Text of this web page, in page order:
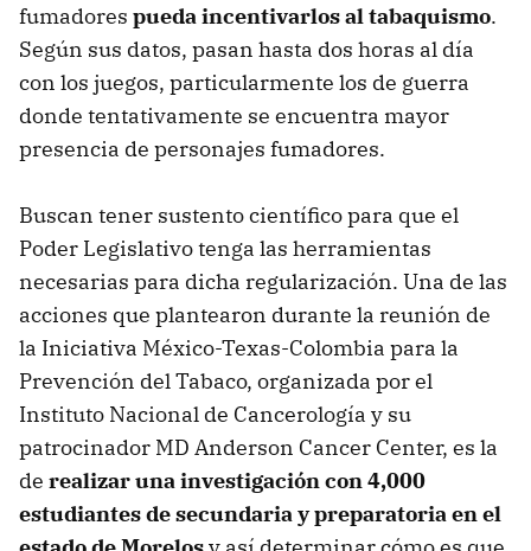
fumadores pueda incentivarlos al tabaquismo.
Según sus datos, pasan hasta dos horas al día
con los juegos, particularmente los de guerra
donde tentativamente se encuentra mayor
presencia de personajes fumadores.
Buscan tener sustento científico para que el
Poder Legislativo tenga las herramientas
necesarias para dicha regularización. Una de las
acciones que plantearon durante la reunión de
la Iniciativa México-Texas-Colombia para la
Prevención del Tabaco, organizada por el
Instituto Nacional de Cancerología y su
patrocinador MD Anderson Cancer Center, es la
de realizar una investigación con 4,000
estudiantes de secundaria y preparatoria en el